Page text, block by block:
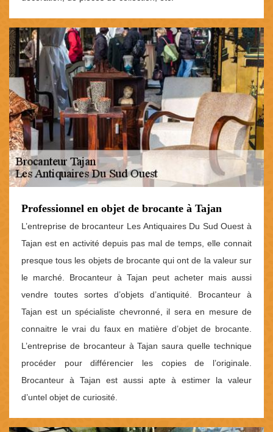
Professionnel en objet de brocante à Tajan
L’entreprise de brocanteur Les Antiquaires Du Sud Ouest à
Tajan est en activité depuis pas mal de temps, elle connait
presque tous les objets de brocante qui ont de la valeur sur
le marché. Brocanteur à Tajan peut acheter mais aussi
vendre toutes sortes d’objets d’antiquité. Brocanteur à
Tajan est un spécialiste chevronné, il sera en mesure de
connaitre le vrai du faux en matière d’objet de brocante.
L’entreprise de brocanteur à Tajan saura quelle technique
procéder pour différencier les copies de l’originale.
Brocanteur à Tajan est aussi apte à estimer la valeur
d’untel objet de curiosité.